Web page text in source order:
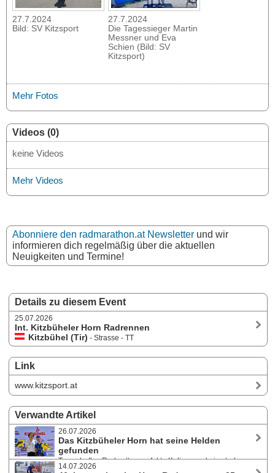
Details zu diesem Event
25.07.2026
Int. Kitzbüheler Horn Radrennen
Kitzbühel (Tir) - Strasse - TT
Link
www.kitzsport.at
Verwandte Artikel
26.07.2026
Das Kitzbüheler Horn hat seine Helden
gefunden
Traumhaftes Radwetter, perfekte Kulisse und ein stark
besetztes Starterfeld - das 46. Internationale Hornradrennen
14.07.2026
27.7.2024
Bild: SV Kitzsport
27.7.2024
Die Tagessieger Martin
Messner und Eva
Schien (Bild: SV
Kitzsport)
Mehr Fotos
Videos (0)
keine Videos
Mehr Videos
Abonniere den radmarathon.at Newsletter und wir
informieren dich regelmäßig über die aktuellen
Neuigkeiten und Termine!